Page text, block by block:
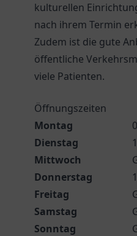
kulturellen
nach ihrem Termin
Zudem ist die gute
öffentliche
viele Patienten.
Öffnungszeiten
Montag
Dienstag
Mittwoch
Donnerstag
Freitag
Samstag
Sonntag